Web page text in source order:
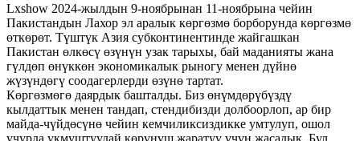
Lxshow 2024-жылдын 9-ноябрынан 11-ноябрына чейин
Пакистандын Лахор эл аралык көргөзмө борборунда көргөзмө
өткөрөт. Түштүк Азия субконтинентинде жайгашкан
Пакистан өлкөсү өзүнүн узак тарыхы, бай маданияты жана
гүлдөп өнүккөн экономикалык рыногу менен дүйнө
жүзүндөгү соодагерлерди өзүнө тартат.
Көргөзмөгө даярдык башталды. Биз өнүмдөрүбүздү
кылдаттык менен тандап, стендибизди долбоорлоп, ар бир
майда-чүйдөсүнө чейин кемчиликсиздикке умтулуп, ошол
учурда укмуштуудай көрүнүш жаратуу үчүн жасадык. Бул